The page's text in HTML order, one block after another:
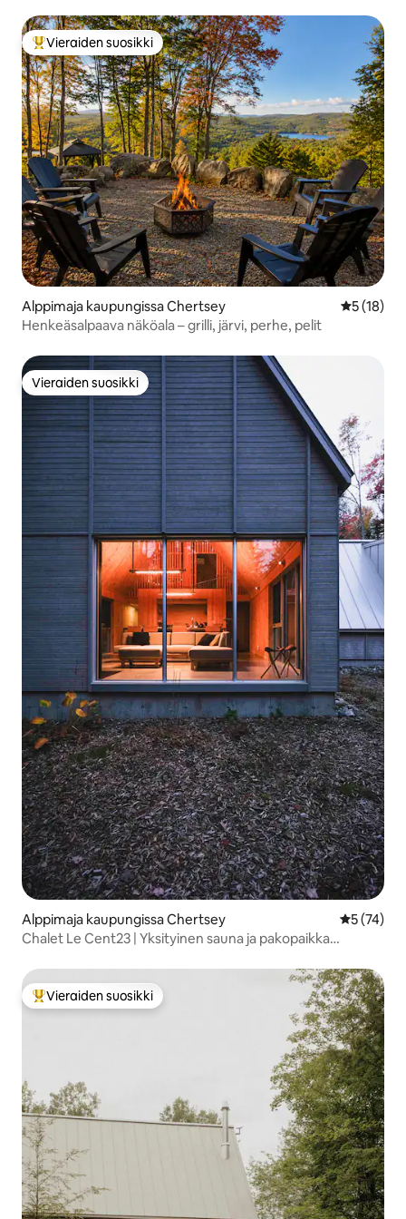
Vieraiden suosikkien parhaimmistoa
Vieraiden suosikki
Alppimaja kaupungissa Chertsey
5 (18)
Henkeäsalpaava näköala – grilli, järvi, perhe, pelit
Vieraiden suosikki
Vieraiden suosikki
Alppimaja kaupungissa Chertsey
5 (74)
Chalet Le Cent23 | Yksityinen sauna ja pakopaikka
Vieraiden suosikkien parhaimmistoa
Vieraiden suosikki